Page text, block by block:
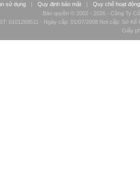
sử dụng
| Quy định bảo mật |
Quy chế hoạt động
Bản quyền © 2002 - 2026 - Công Ty
0101269511 - Ngày cấp: 01/07/2008 Nơi cấp: Sở
Giấy